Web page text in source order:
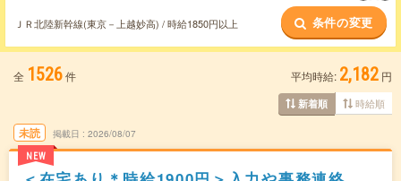
などのこだわり条件で絞り込んでいただけます。
ＪＲ北陸新幹線(東京－上越妙高) / 時給1850円以上 条件の変更
全 1526件 平均時給: 2,182 円
新着順 時給順
未読
NEW
掲載日 2026/08/07